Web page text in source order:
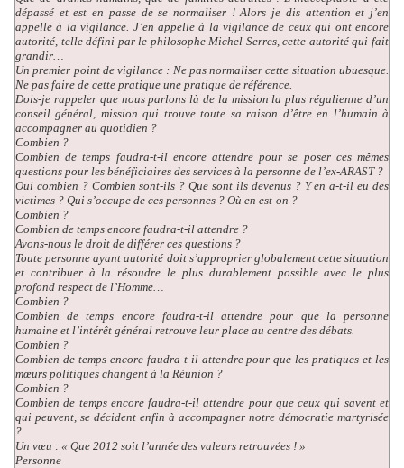
dépassé et est en passe de se normaliser ! Alors je dis attention et j’en
appelle à la vigilance. J’en appelle à la vigilance de ceux qui ont encore
autorité, telle défini par le philosophe Michel Serres, cette autorité qui fait
grandir…
Un premier point de vigilance : Ne pas normaliser cette situation ubuesque.
Ne pas faire de cette pratique une pratique de référence.
Dois-je rappeler que nous parlons là de la mission la plus régalienne d’un
conseil général, mission qui trouve toute sa raison d’être en l’humain à
accompagner au quotidien ?
Combien ?
Combien de temps faudra-t-il encore attendre pour se poser ces mêmes
questions pour les bénéficiaires des services à la personne de l’ex-ARAST ?
Oui combien ? Combien sont-ils ? Que sont ils devenus ? Y en a-t-il eu des
victimes ? Qui s’occupe de ces personnes ? Où en est-on ?
Combien ?
Combien de temps encore faudra-t-il attendre ?
Avons-nous le droit de différer ces questions ?
Toute personne ayant autorité doit s’approprier globalement cette situation
et contribuer à la résoudre le plus durablement possible avec le plus
profond respect de l’Homme…
Combien ?
Combien de temps encore faudra-t-il attendre pour que la personne
humaine et l’intérêt général retrouve leur place au centre des débats.
Combien ?
Combien de temps encore faudra-t-il attendre pour que les pratiques et les
mœurs politiques changent à la Réunion ?
Combien ?
Combien de temps encore faudra-t-il attendre pour que ceux qui savent et
qui peuvent, se décident enfin à accompagner notre démocratie martyrisée
?
Un vœu : « Que 2012 soit l’année des valeurs retrouvées ! »
Personne